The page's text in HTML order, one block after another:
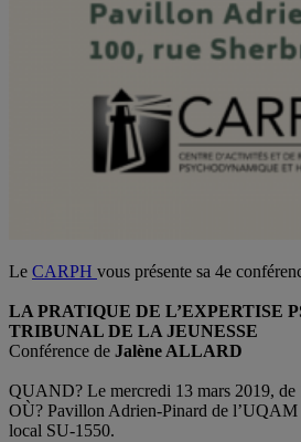
Le CARPH vous présente sa 4e
LA PRATIQUE DE L’EXPERTISE
TRIBUNAL DE LA JEUNESSE
Conférence de Jalène ALLARD
QUAND? Le mercredi 13 mars 2019, de
OÙ? Pavillon Adrien-Pinard de l’UQAM
local SU-1550.